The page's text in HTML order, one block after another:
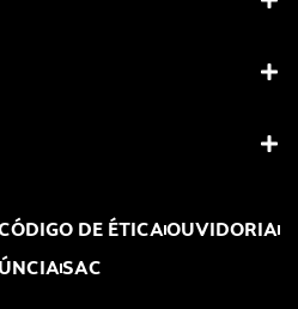
DE ÉTICAOUVIDORIA
SAC